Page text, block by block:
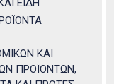
ΕΙΔΗ
ΚΑΙ
ΠΡΟΪΟΝΤΩΝ,